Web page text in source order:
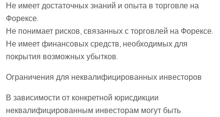
Не имеет достаточных знаний и опыта в торговле на
Форексе.
Не понимает рисков, связанных с торговлей на Форексе.
Не имеет финансовых средств, необходимых для
покрытия возможных убытков.
Ограничения для неквалифицированных инвесторов
В зависимости от конкретной юрисдикции
неквалифицированным инвесторам могут быть